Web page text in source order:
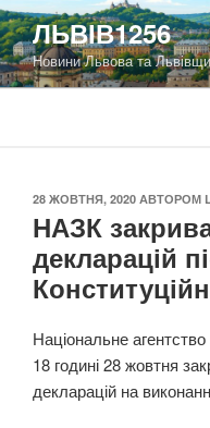
Перейти
до
вмісту
ЛЬВІВ1256
Новини Львова та
ОПУБЛІКОВАНО
28 ЖОВТНЯ, 2020 АВТОРОМ
НАЗК
декларацій
Національне агентство
18 годині 28 жовтня
декларацій на